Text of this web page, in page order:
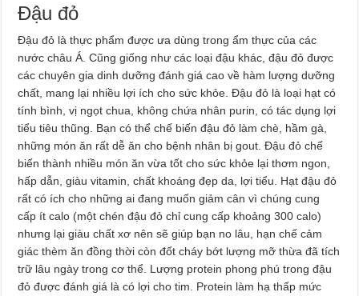
Đậu đỏ
Đậu đỏ là thực phẩm được ưa dùng trong ẩm thực của các
nước châu Á. Cũng giống như các loại đậu khác, đậu đỏ được
các chuyên gia dinh dưỡng đánh giá cao về hàm lượng dưỡng
chất, mang lại nhiều lợi ích cho sức khỏe. Đậu đỏ là loại hạt có
tính bình, vị ngọt chua, không chứa nhân purin, có tác dụng lợi
tiểu tiêu thũng. Bạn có thể chế biến đậu đỏ làm chè, hầm gà,
những món ăn rất dễ ăn cho bệnh nhân bị gout. Đậu đỏ chế
biến thành nhiều món ăn vừa tốt cho sức khỏe lại thơm ngon,
hấp dẫn, giàu vitamin, chất khoáng đẹp da, lợi tiểu. Hạt đậu đỏ
rất có ích cho những ai đang muốn giảm cân vì chúng cung
cấp ít calo (một chén đậu đỏ chỉ cung cấp khoảng 300 calo)
nhưng lại giàu chất xơ nên sẽ giúp bạn no lâu, hạn chế cảm
giác thèm ăn đồng thời còn đốt cháy bớt lượng mỡ thừa đã tích
trữ lâu ngày trong cơ thể. Lượng protein phong phú trong đậu
đỏ được đánh giá là có lợi cho tim. Protein làm hạ thấp mức